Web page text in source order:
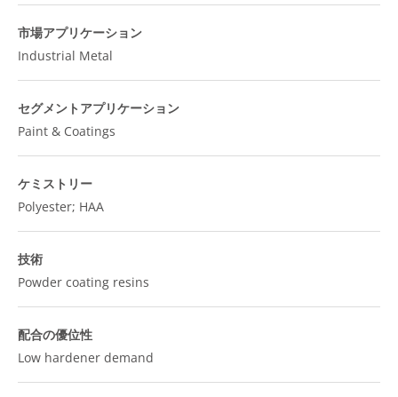
市場アプリケーション
Industrial Metal
セグメントアプリケーション
Paint & Coatings
ケミストリー
Polyester; HAA
技術
Powder coating resins
配合の優位性
Low hardener demand